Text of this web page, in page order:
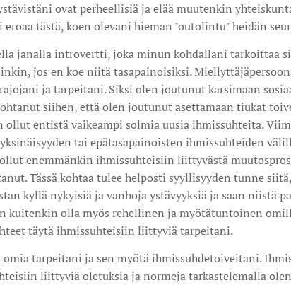
ovat perheellisiä ja elää muutenkin
tästä, koen olevani hieman "outolintu" heidän
janalla introvertti, joka minun kohdallani tarkoittaa
jos en koe niitä tasapainoisiksi.
ja tarpeitani. Siksi olen joutunut karsimaan
siihen, että olen joutunut asettamaan tiukat
ollut entistä vaikeampi solmia uusia ihmissuhteita.
tai epätasapainoisten ihmissuhteiden
enemmänkin ihmissuhteisiin liittyvästä
Tässä kohtaa tulee helposti syyllisyyden tunne
kyllä nykyisiä ja vanhoja ystävyyksiä ja saan niistä
kuitenkin olla myös rehellinen ja myötätuntoinen
täytä ihmissuhteisiin liittyviä tarpeitani.
tarpeitani ja sen myötä ihmissuhdetoiveitani.
liittyviä oletuksia ja normeja tarkastelemalla